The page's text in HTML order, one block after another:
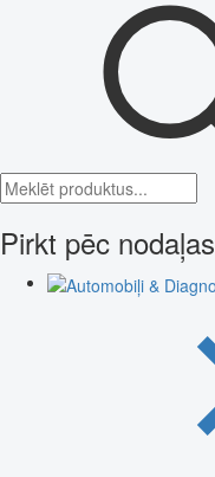
Pirkt pēc nodaļas